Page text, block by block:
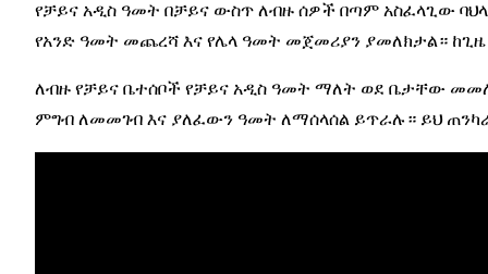
የቻይና አዲስ ዓመት በቻይና ውስጥ ለብዙ ሰዎች በጣም አስፈላጊው
የአንድ ዓመት መጨረሻ እና የሌላ ዓመት መጀመሪያን ያመለክታል። ከጊዜ
ለብዙ የቻይና ቤተሰቦች የቻይና አዲስ ዓመት ማለት ወደ ቤታቸው
ምግብ ለመመገብ እና ያለፈውን ዓመት ለማሰላሰል ይጥራሉ። ይህ